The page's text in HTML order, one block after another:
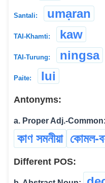
Santali: umạran
TAI-Khamti: kaw
TAI-Turung: ningsa
Paite: lui
Antonyms:
a. Proper Adj.-Common:
কাণ সমনীয়া কোমল-
Different POS: